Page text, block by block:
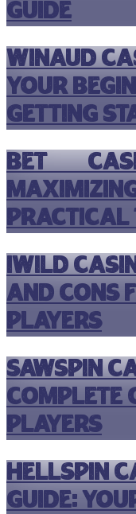
Guide
Winaud
Your
Getting
Bet365
Practical
Iwild
and
Players
Sawspin
Complete
Players
Hellspin
Guide: